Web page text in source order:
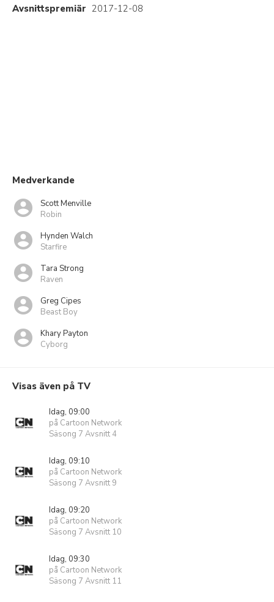
Avsnittspremiär 2017-12-08
Medverkande
Scott Menville
Robin
Hynden Walch
Starfire
Tara Strong
Raven
Greg Cipes
Beast Boy
Khary Payton
Cyborg
Visas även på TV
Idag, 09:00
på Cartoon Network
Säsong 7 Avsnitt 4
Idag, 09:10
på Cartoon Network
Säsong 7 Avsnitt 9
Idag, 09:20
på Cartoon Network
Säsong 7 Avsnitt 10
Idag, 09:30
på Cartoon Network
Säsong 7 Avsnitt 11